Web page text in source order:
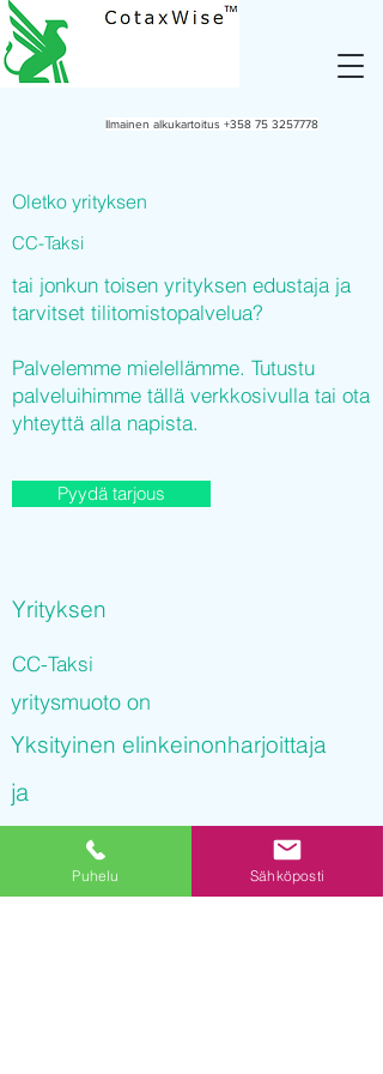
Ilmainen alkukartoitus +358 75 3257778
Oletko yrityksen
CC-Taksi
tai jonkun toisen yrityksen edustaja ja
tarvitset tilitomistopalvelua?
Palvelemme mielellämme. Tutustu
palveluihimme tällä verkkosivulla tai ota
yhteyttä alla napista.
Pyydä tarjous
Yrityksen
CC-Taksi
yritysmuoto on
Yksityinen elinkeinonharjoittaja
ja
CC-Taksi
on rekisteröity kaupparekisteriin
Puhelu Sähköposti